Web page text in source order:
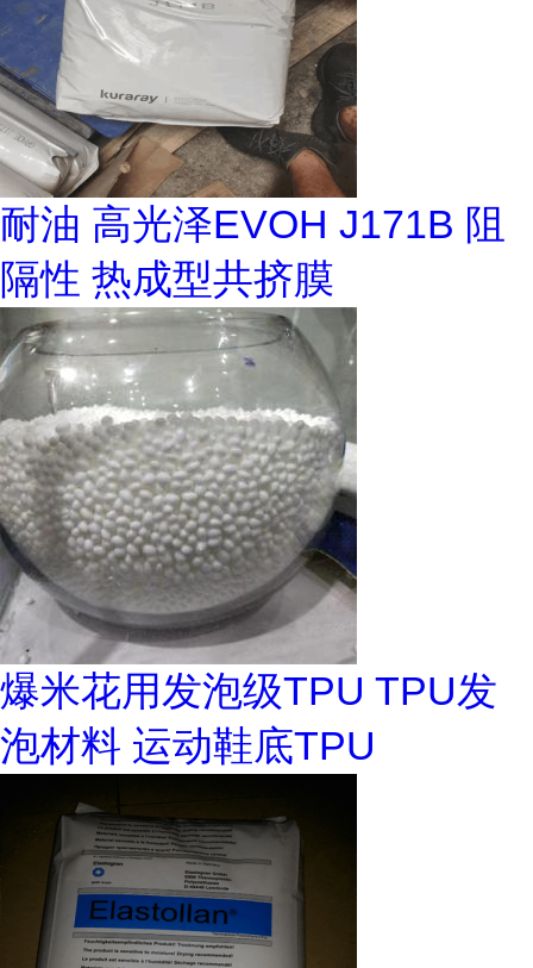
耐油 高光泽EVOH J171B 阻
隔性 热成型共挤膜
爆米花用发泡级TPU TPU发
泡材料 运动鞋底TPU